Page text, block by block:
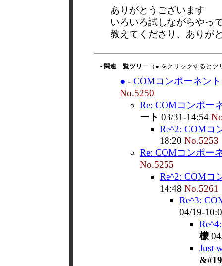
ありがとうございます
いろいろ試しながらやっ
教えてくださり、ありが
- 関連一覧ツリー （● をクリックすると
● - COMコンポーネン
No.5250
Re: COMコンポー
ート 03/31-14:54
Re^2: COMコ
18:20 No.5253
Re: COMコンポー
No.5255
Re^2: COMコ
14:48 No.5261
Re^3:
04/19-
檬
Just